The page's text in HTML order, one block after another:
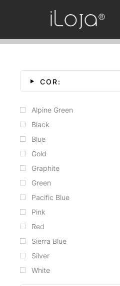
COR:
Alpine Green
Black
Blue
Gold
Graphite
Green
Pacific Blue
Pink
Red
Sierra Blue
Silver
White